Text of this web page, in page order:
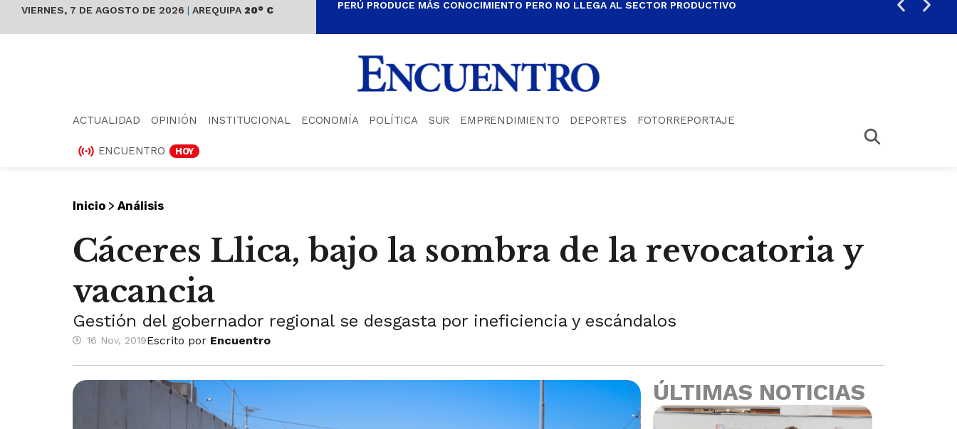
VIERNES, 7 DE AGOSTO DE 2026 | AREQUIPA 20° C PERÚ PRODUCE MÁS CONOCIMIENTO PERO NO LLEGA AL SECTOR PRODUCTIVO
ACTUALIDAD OPINIÓN INSTITUCIONAL ECONOMÍA POLÍTICA SUR EMPRENDIMIENTO DEPORTES FOTORREPORTAJE
ENCUENTRO HOY
Inicio > Análisis
Cáceres Llica, bajo la sombra de la revocatoria y
vacancia
Gestión del gobernador regional se desgasta por ineficiencia y escándalos
16 Nov, 2019Escrito por Encuentro
ÚLTIMAS NOTICIAS